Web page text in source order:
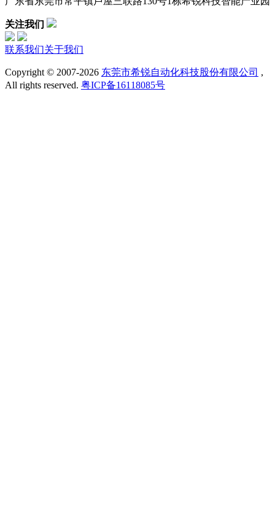
关注我们
联系我们关于我们
Copyright © 2007-2026 东莞市希锐自动化科技股份有限公司 ,
All rights reserved. 粤ICP备16118085号